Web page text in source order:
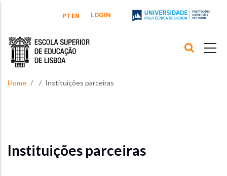
PT EN LOGIN
Home Instituições parceiras
Instituições parceiras